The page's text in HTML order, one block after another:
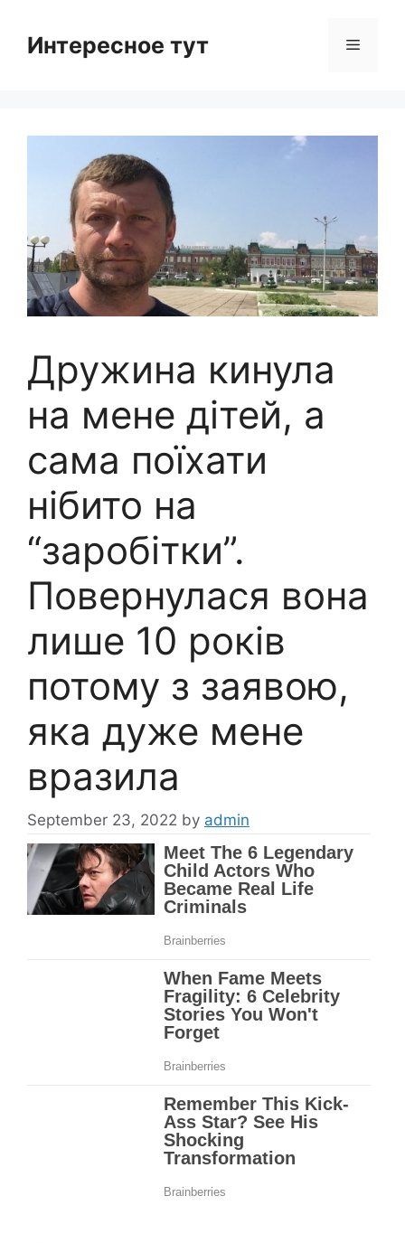
contentИнтересное тут Menu
Дружина кинула
на мене дітей, а
сама поїхати
нібито на
“заробітки”.
Повернулася вона
лише 10 років
потому з заявою,
яка дуже мене
вразила
September 23, 2022 by admin